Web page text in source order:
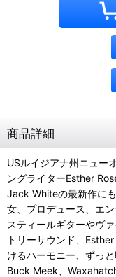
商品詳細
USルイジアナ州ニュー
ングライターEsther
Jack Whiteの最新作に
女、プロデュース、エ
スティールギターやヴ
トリーサウンド、
けるハーモニー、ずっ
Buck Meek、